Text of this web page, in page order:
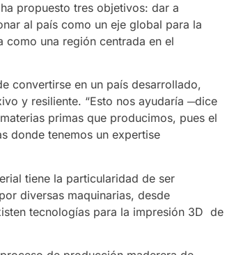
propuesto tres objetivos: dar a
al país como un eje global para la
una región centrada en el
convertirse en un país desarrollado,
y resiliente. “Esto nos ayudaría ─dice
primas que producimos, pues el
donde tenemos un expertise
tiene la particularidad de ser
diversas maquinarias, desde
tecnologías para la impresión 3D de